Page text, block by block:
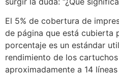
El 5% de cobertura de
de página que está cubierta
porcentaje es un estándar
rendimiento de los
aproximadamente a 14